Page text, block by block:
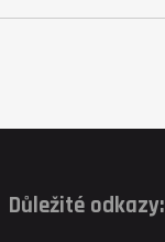
Důležité odkazy: